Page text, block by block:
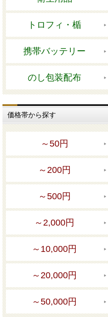
トロフィ・楯
携帯バッテリー
のし包装配布
価格帯から探す
～50円
～200円
～500円
～2,000円
～10,000円
～20,000円
～50,000円